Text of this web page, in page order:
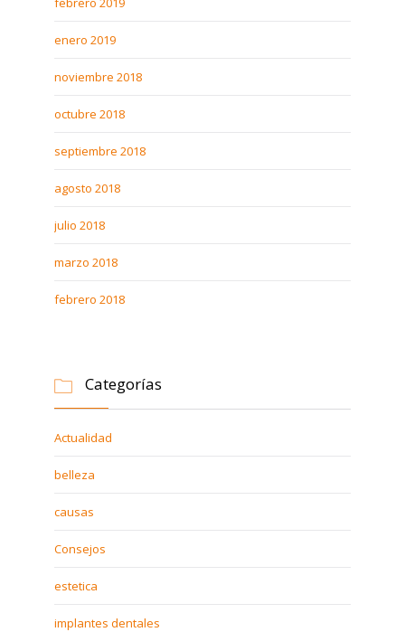
enero 2019
noviembre 2018
octubre 2018
septiembre 2018
agosto 2018
julio 2018
marzo 2018
febrero 2018
 Categorías
Actualidad
belleza
causas
Consejos
estetica
implantes dentales